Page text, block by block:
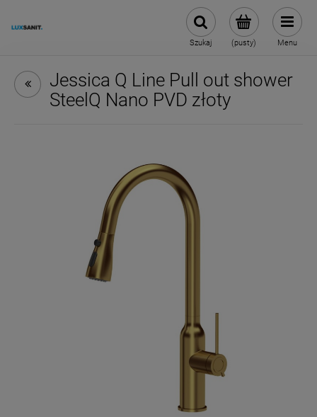
(pusty)
Szukaj Menu
Jessica Q Line Pull out shower
SteelQ Nano PVD złoty